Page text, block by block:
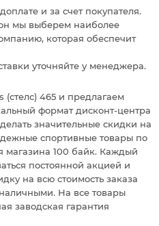
и за счет покупателя.
мы выберем наиболее
которая обеспечит
уточняйте у менеджера.
465 и предлагаем
формат дисконт-центра
значительные скидки на
спортивные товары по
магазина 100 байк. Каждый
постоянной акцией и
на всю стоимость заказа
На все товары
заводская гарантия